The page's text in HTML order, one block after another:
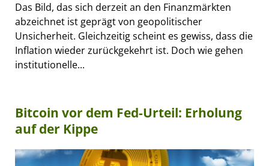
Das Bild, das sich derzeit an den Finanzmärkten
abzeichnet ist geprägt von geopolitischer
Unsicherheit. Gleichzeitig scheint es gewiss, dass die
Inflation wieder zurückgekehrt ist. Doch wie gehen
institutionelle...
Bitcoin vor dem Fed-Urteil: Erholung
auf der Kippe